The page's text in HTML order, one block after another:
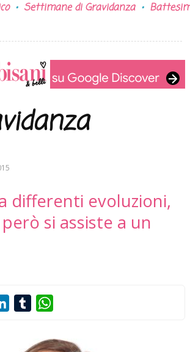
Settimane di Gravidanza
differenti evoluzioni,
si assiste a un
LinkedInTumblr